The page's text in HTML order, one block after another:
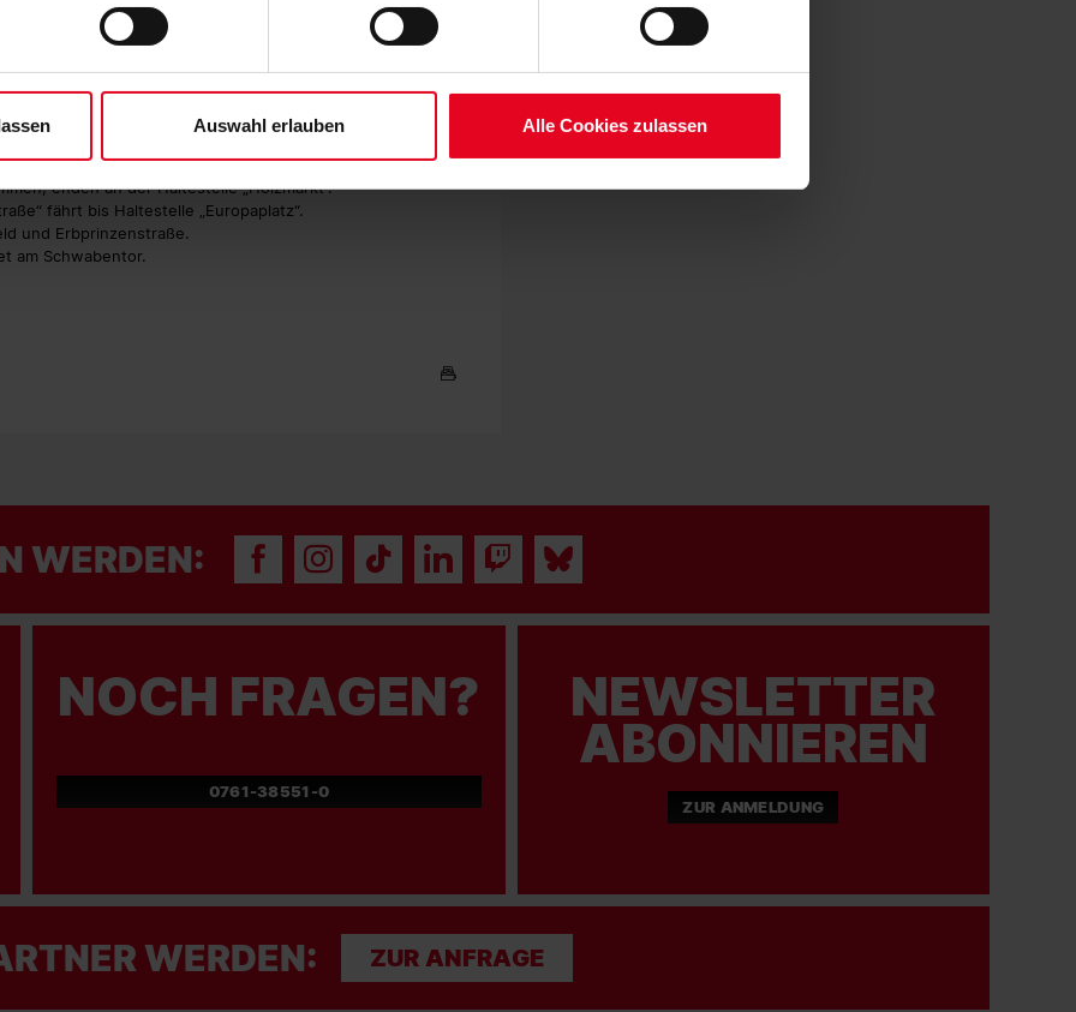
auswählen, werden nur unbedingt erforderliche Cookies eingesetzt. Ihre etwaig erteilten
Auswahl erlauben Alle Cookies zulassen
aufgrund des städtischen Empfangs und des Fanfests
ab 12 Uhr unterbrochen sein wird und an der
der VAG, dass „je nach Publikumsandrang voraussichtlich
Fahrzeuge der
enden an der Haltestelle „Holzmarkt“.
fährt bis Haltestelle „Europaplatz“.
und Erbprinzenstraße.
am Schwabentor.
WERDEN:
NOCH FRAGEN?
0761-38551-0
NEWSLETTER
ABONNIEREN
ZUR ANMELDUNG
WERDEN: ZUR ANFRAGE